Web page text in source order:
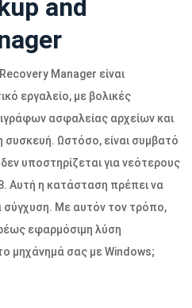
and
Manager είναι
εργαλείο, με βολικές
ασφαλείας αρχείων και
συσκευή. Ωστόσο, είναι συμβατό
υποστηρίζεται για νεότερους
Αυτή η κατάσταση πρέπει να
σύγχυση. Με αυτόν τον τρόπο,
εφαρμόσιμη λύση
μηχάνημά σας με Windows;